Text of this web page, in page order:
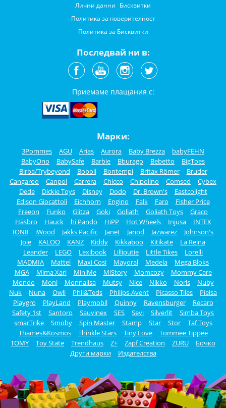
Лични данни Бисквитки
Политика за поверителност
Политика за Бисквитки
Последвай ни в:
Приемаме плащания с:
Марки:
3Pommes AGU Arias Aurora Baby Brezza
babyFEHN
BabyOno
BabySafe Barbie Bburago Bebetto
BigToes
Birba/Trybeyond
Boboli Bontempi Britax Römer
Bruder
Cangaroo
Canpol Carrera Chicco Chipolino Comsed
Cybex
Dede
Dickie Toys Disney Dodo Dr. Brown's
Eastcolight
Edison Giocattoli
Eichhorn Engino Falk Faro
Fisher Price
Freeon
Funko Glitza Goki Goliath Goliath Toys
Graco
Hasbro
Hauck hi Pando HiPP Hot Wheels Injusa
INTEX
ION8
iWood Jakks Pacific Janet Janod Jazwarez
Johnson's
Joie
KALOO KANZ Kiddy Kikkaboo Kitikate
La Reina
Leander
LEGO Lexibook Lilliputie Little Tikes
Lorelli
MADMIA
Mattel Maxi Cosi Mayoral Medela
Mega Bloks
MGA
Mima Xari MiniMe MiStory Momcozy
Mommy Care
Mondo
Moni Monnalisa Mutsy Nice Nikko Noris
Nuby
Nuk
Nuna Owli Phil&Teds Philips-Avent Picasso Tiles
Pielsa
Playgro
PlayLand Playmobil Quinny Ravensburger
Recaro
Safety 1st
Santoro Sauvinex SES Sevi Silverlit
Simba Toys
smarTrike
Smoby Spin Master Stamp Star Stor
Taf Toys
Thames&Kosmos
Thinkle Stars Tiny Love
Tommee Tippee
TOMY
Toy State Trendhaus Z+ Zapf Creation ZURU
Бочко
Други марки
Издателства